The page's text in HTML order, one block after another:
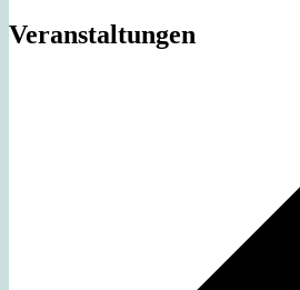
Veranstaltungen